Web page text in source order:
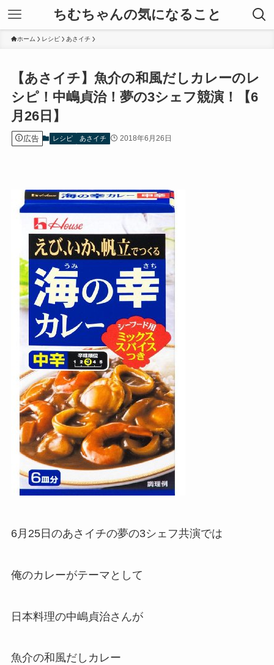
ちむちゃんの気になること
ホーム レシピ あさイチ
【あさイチ】魚介の和風だしカレーのレ
シピ！中嶋貞治！夢の3シェフ競演！【6
月26日】
広告 レシピ あさイチ 2018年6月26日
6月25日のあさイチの夢の3シェフ共演では
俺のカレーがテーマとして
日本料理の中嶋貞治さんが
魚介の和風だしカレー